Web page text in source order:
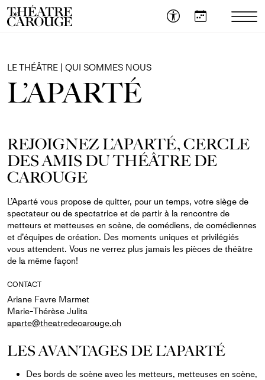
LE THÉÂTRE | QUI SOMMES NOUS
L’APARTÉ
REJOIGNEZ L’APARTÉ, CERCLE
DES AMIS DU THÉÂTRE DE
CAROUGE
L’Aparté vous propose de quitter, pour un temps, votre siège de
spectateur ou de spectatrice et de partir à la rencontre de
metteurs et metteuses en scène, de comédiens, de comédiennes
et d’équipes de création. Des moments uniques et privilégiés
vous attendent. Vous ne verrez plus jamais les pièces de théâtre
de la même façon!
CONTACT
Ariane Favre Marmet
Marie-Thérèse Julita
aparte@theatredecarouge.ch
LES AVANTAGES DE L’APARTÉ
Des bords de scène avec les metteurs, metteuses en scène,